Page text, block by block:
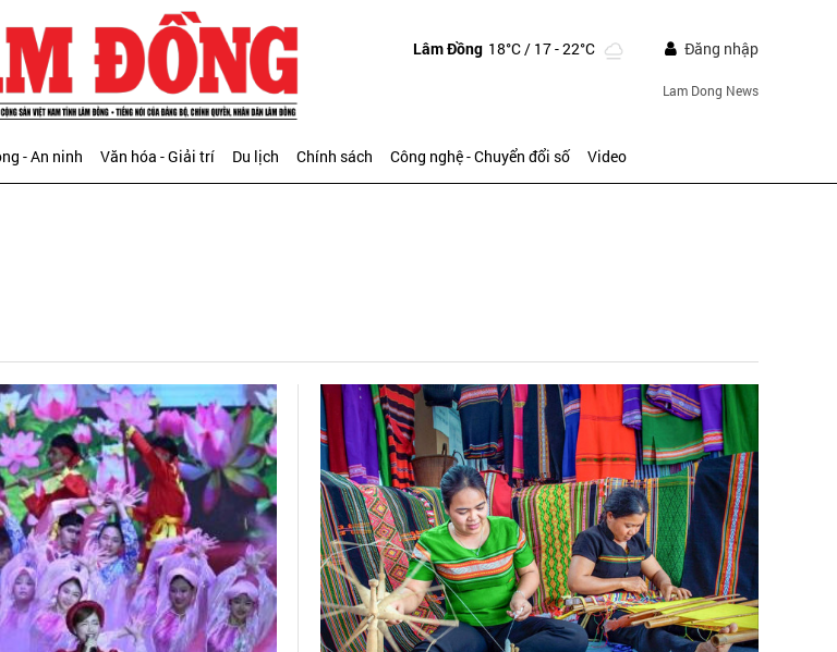
Lâm Đồng 18°C/ 17 - 22°C Đăng nhập
Lam Dong News
- An ninh Văn hóa - Giải trí Du lịch Chính sách Công nghệ - Chuyển đổi số Video